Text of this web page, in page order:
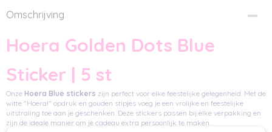
Omschrijving
Hoera Golden Dots Blue
Sticker | 5 st
Onze Hoera Blue stickers zijn perfect voor elke feestelijke gelegenheid. Met de
witte "Hoera!" opdruk en gouden stipjes voeg je een vrolijke en feestelijke
uitstraling toe aan je geschenken. Deze stickers passen bij elke verpakking en
zijn de ideale manier om je cadeau extra persoonlijk te maken.